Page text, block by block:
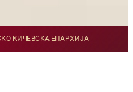
КИЧЕВСКА ЕПАРХИЈА